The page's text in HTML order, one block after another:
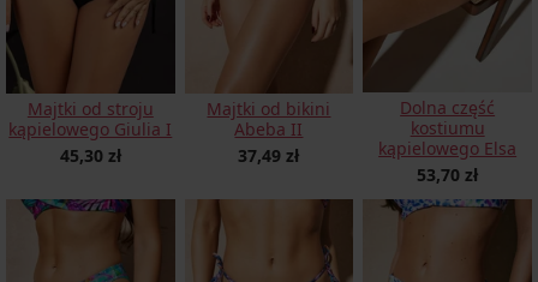
Majtki od stroju
kąpielowego Giulia I
45,30 zł
Majtki od bikini
Abeba II
37,49 zł
Dolna część
kostiumu
kąpielowego Elsa
53,70 zł